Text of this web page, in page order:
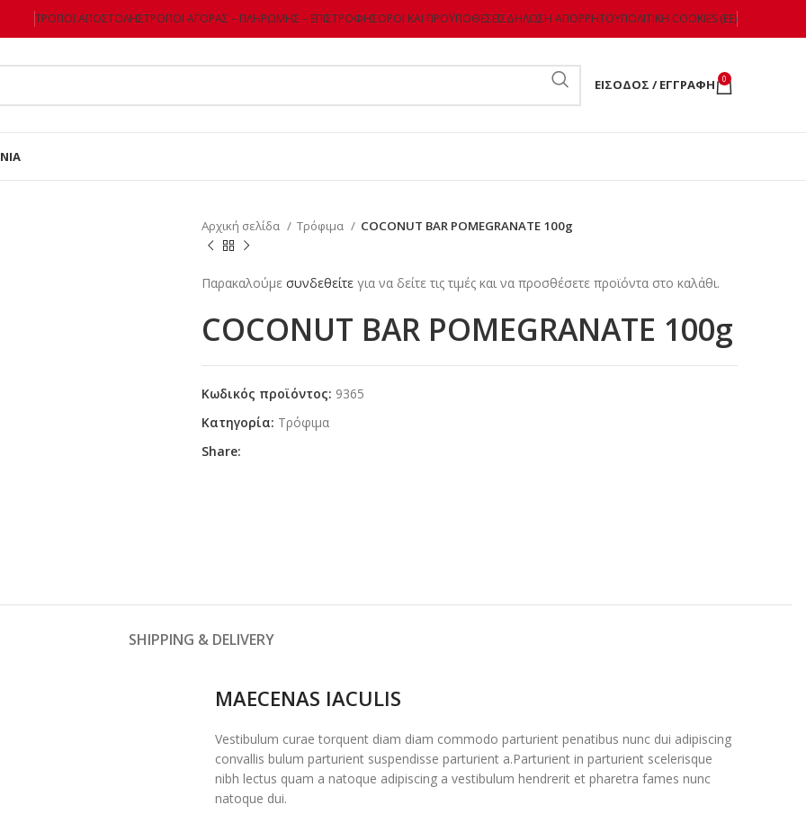
ΤΡΌΠΟΙ ΑΠΟΣΤΟΛΉΣΤΡΌΠΟΙ ΑΓΟΡΆΣ – ΠΛΗΡΩΜΉΣ – ΕΠΙΣΤΡΌΦΗΣΌΡΟΙ ΚΑΙ ΠΡΟΫΠΟΘΈΣΕΙΣΔΉΛΩΣΗ ΑΠΟΡΡΉΤΟΥΠΟΛΙΤΙΚΉ COOKIES (ΕΕ)
ΕΊΣΟΔΟΣ / ΕΓΓΡΑΦΉ 0
Αρχική σελίδα Τρόφιμα COCONUT BAR POMEGRANATE 100g
Παρακαλούμε συνδεθείτε για να δείτε τις τιμές και να προσθέσετε προϊόντα στο καλάθι.
COCONUT BAR POMEGRANATE 100g
Κωδικός προϊόντος: 9365
Κατηγορία: Τρόφιμα
Share:
SHIPPING & DELIVERY
MAECENAS IACULIS
Vestibulum curae torquent diam diam commodo parturient penatibus nunc dui adipiscing
convallis bulum parturient suspendisse parturient a.Parturient in parturient scelerisque
nibh lectus quam a natoque adipiscing a vestibulum hendrerit et pharetra fames nunc
natoque dui.